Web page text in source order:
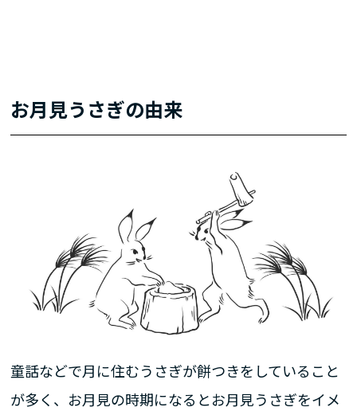
お月見うさぎの由来
童話などで月に住むうさぎが餅つきをしていること
が多く、お月見の時期になるとお月見うさぎをイメ